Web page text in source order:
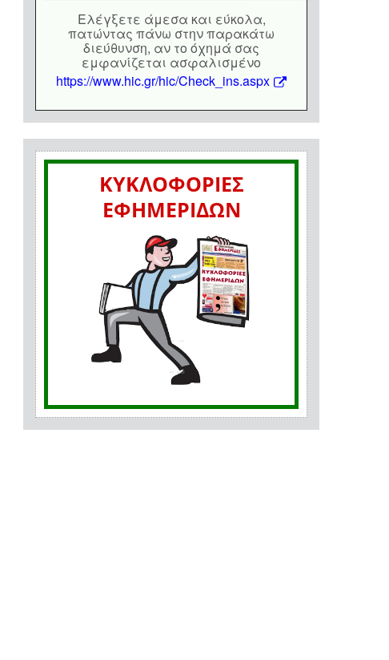
Eλέγξετε άμεσα και εύκολα,
πατώντας πάνω στην παρακάτω
διεύθυνση, αν το όχημά σας
εμφανίζεται ασφαλισμένο
https://www.hic.gr/hic/Check_ins.aspx
ΚΥΚΛΟΦΟΡΙΕΣ
ΕΦΗΜΕΡΙΔΩΝ